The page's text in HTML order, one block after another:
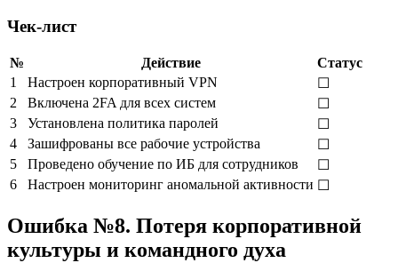
Чек-лист
№ Действие
Статус
1
Настроен корпоративный VPN
☐
2
Включена 2FA для всех систем
☐
3
Установлена политика паролей
☐
4
Зашифрованы все рабочие устройства
☐
5
Проведено обучение по ИБ для сотрудников
☐
6
Настроен мониторинг аномальной активности ☐
Ошибка №8. Потеря корпоративной
культуры и командного духа